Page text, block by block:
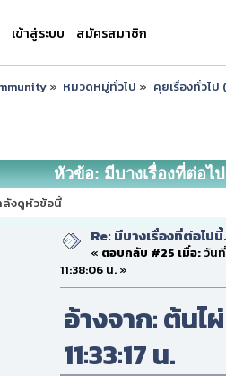
เข้าสู่ระบบ สมัครสมาชิก
» หมวดหมู่ทั่วไป » คุยเรื่องทั่วไป
หัวข้อ: มีบางเรื่องที่ต่อไ
ลังดูหัวข้อนี้
Re: มีบางเรื่องที่ต่อไป
« ตอบกลับ #25 เมื่อ:วันที่
11:38:06 น. »
อ้างจาก: ต้น
11:33:17 น.